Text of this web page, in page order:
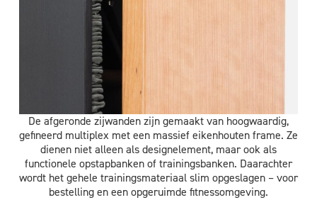
De afgeronde zijwanden zijn gemaakt van hoogwaardig,
gefineerd multiplex met een massief eikenhouten frame. Ze
dienen niet alleen als designelement, maar ook als
functionele opstapbanken of trainingsbanken. Daarachter
wordt het gehele trainingsmateriaal slim opgeslagen – voor
bestelling en een opgeruimde fitnessomgeving.